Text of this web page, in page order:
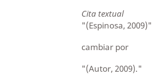
Cita textual
"(Espinosa, 2009)"
cambiar por
"(Autor, 2009)."